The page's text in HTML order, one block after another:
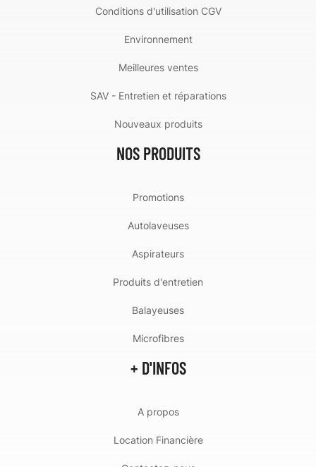
Conditions d'utilisation CGV
Environnement
Meilleures ventes
SAV - Entretien et réparations
Nouveaux produits
NOS PRODUITS
Promotions
Autolaveuses
Aspirateurs
Produits d'entretien
Balayeuses
Microfibres
+ D'INFOS
A propos
Location Financière